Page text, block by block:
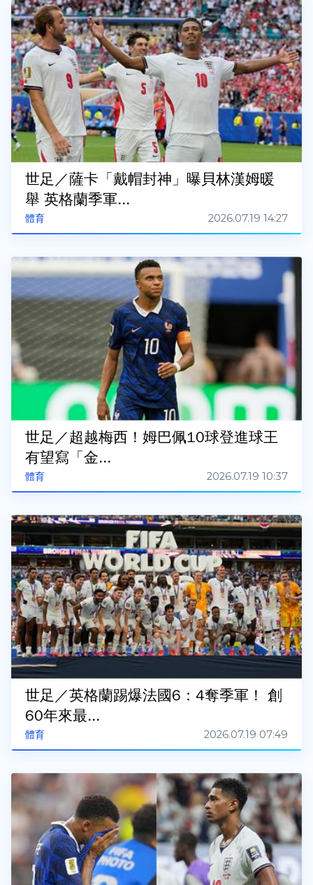
體育
世足／薩卡「戴帽封神」曝貝林漢姆暖
舉 英格蘭季軍...
2026.07.19 14:27
體育
世足／超越梅西！姆巴佩10球登進球王
有望寫「金...
2026.07.19 10:37
體育
世足／英格蘭踢爆法國6：4奪季軍！ 創
60年來最...
2026.07.19 07:49